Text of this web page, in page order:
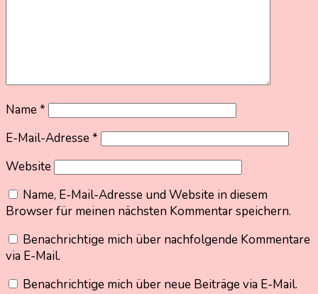
Name*
E-Mail-Adresse*
Website
Name, E-Mail-Adresse und Website in diesem
Browser für meinen nächsten Kommentar speichern.
Benachrichtige mich über nachfolgende Kommentare
via E-Mail.
Benachrichtige mich über neue Beiträge via E-Mail.